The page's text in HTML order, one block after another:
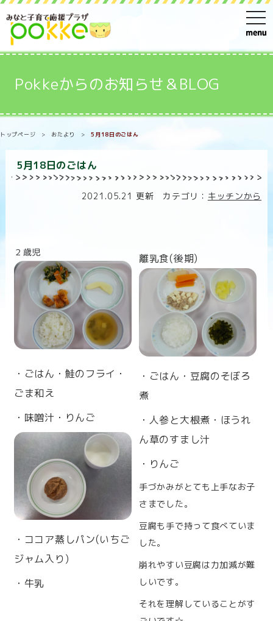
t
o
g
n
n
Pokkeからのお知らせ＆BLOG
トップページ > おたより >5月18日のごはん
5月18日のごはん
2021.05.21 更新 カテゴリ： キッチンから
２歳児
・ごはん・鮭のフライ・
ごま和え
・味噌汁・りんご
・ココア蒸しパン(いちご
ジャム入り)
・牛乳
離乳食(後期)
・ごはん・豆腐のそぼろ
煮
・人参と大根煮・ほうれ
ん草のすまし汁
・りんご
手づかみがとても上手なお子
さまでした。
豆腐も手で持って食べていま
した。
崩れやすい豆腐は力加減が難
しいです。
それを理解していることがす